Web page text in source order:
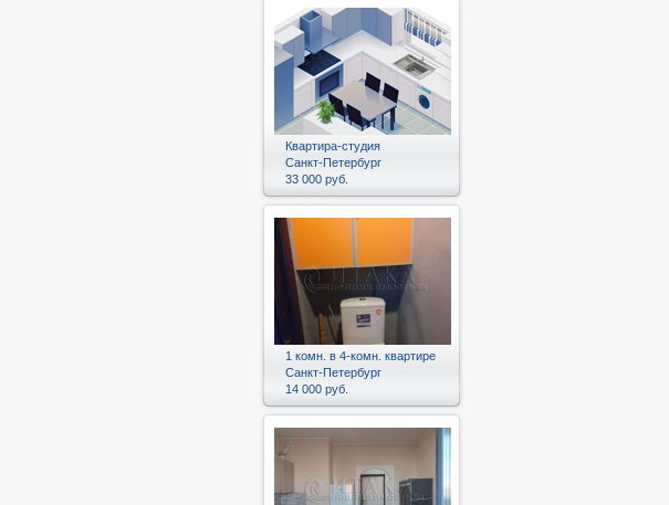
Квартира-студия
Санкт-Петербург
33 000 руб.
1 комн. в 4-комн. квартире
Санкт-Петербург
14 000 руб.